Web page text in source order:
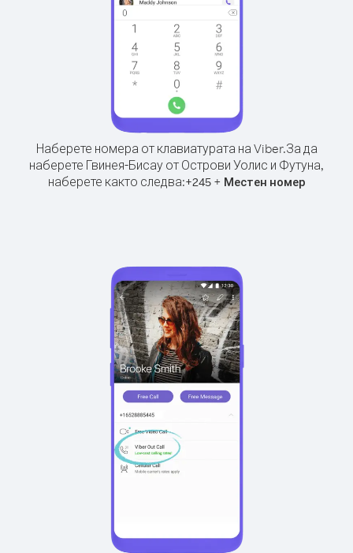
Наберете номера от клавиатурата на Viber.За да
наберете Гвинея-Бисау от Острови Уолис и Футуна,
наберете както следва:+245+ Местен номер